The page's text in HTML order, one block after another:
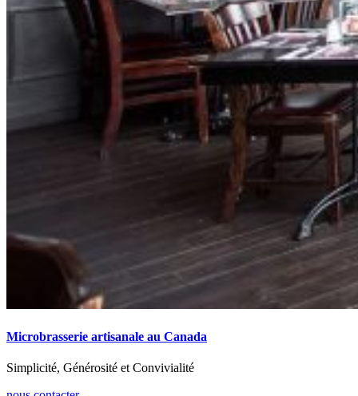
Microbrasserie artisanale au Canada
Simplicité, Générosité et Convivialité